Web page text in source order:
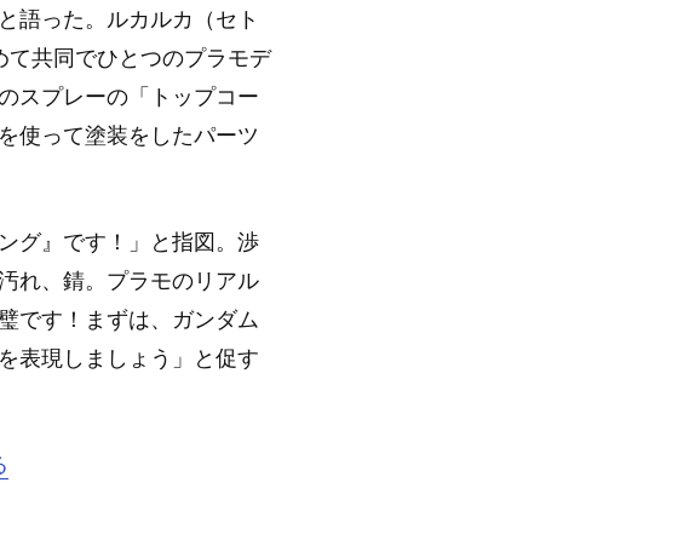
語った。ルカルカ（セト
共同でひとつのプラモデ
スプレーの「トップコー
使って塗装をしたパーツ
グ』です！」と指図。渉
れ、錆。プラモのリアル
です！まずは、ガンダム
表現しましょう」と促す